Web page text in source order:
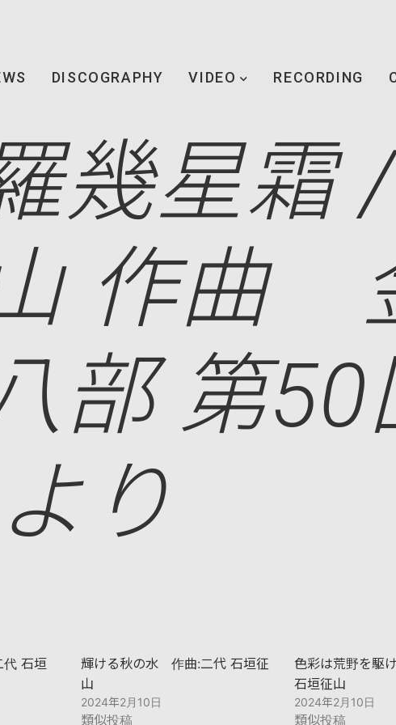
DISCOGRAPHY VIDEO RECORDING
幾星霜
作曲
部 第
り
石垣
輝ける秋の水 作曲:二代 石垣征
山
2024年2月10日
類似投稿
色彩は荒野を駆
石垣征山
2024年2月10日
類似投稿